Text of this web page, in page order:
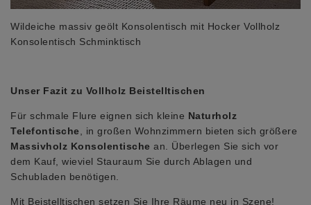
Wildeiche massiv geölt Konsolentisch mit Hocker Vollholz
Konsolentisch Schminktisch
Unser Fazit zu Vollholz Beistelltischen
Für schmale Flure eignen sich kleine Naturholz
Telefontische , in großen Wohnzimmern bieten sich größere
Massivholz Konsolentische an. Überlegen Sie sich vor
dem Kauf, wieviel Stauraum Sie durch Ablagen und
Schubladen benötigen.
Mit Beistelltischen setzen Sie Ihre Räume neu in Szene!